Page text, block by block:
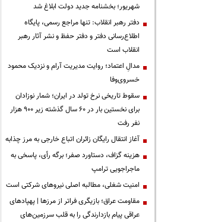
شهریور؛ بخشنامه جدید دولت ابلاغ شد
دفتر رهبر انقلاب: تنها مراجع رسمی، پایگاه
اطلاع‌رسانی دفتر و دفتر حفظ و نشر آثار رهبر
انقلاب است
مدالِ اعتماد؛ روایت مدیریت آرام و نزدیک محمود
خسروی‌وفا
سقوط تاریخی نرخ تولد در ایران؛ شمار نوزادان
برای نخستین بار در ۶۰ سال گذشته زیر ۹۰۰ هزار
نفر رفت
آغاز انتقال رایگان زائران اتباع خارجی به مرز چذابه
هزینه گزاف، دستاورد صفر؛ برگه رأی، پاسخی به
ماجراجویی ترامپ
‌امنیت شغلی، مطالبه اصلی نیروهای شرکتی است
مقاومت عراق؛ بازیگری فراتر از مرزها | پهپادهای
عراقی پیام بازدارندگی را به قلب سرزمین‌های